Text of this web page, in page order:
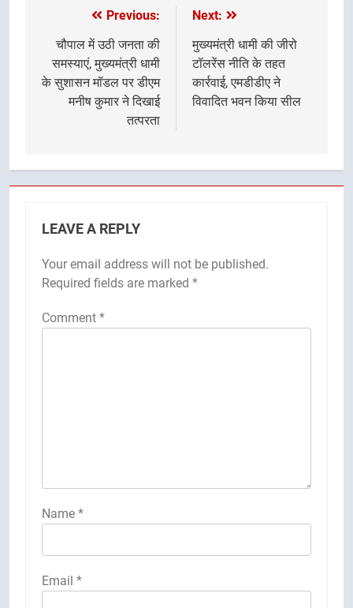
navigation
Previous:
चौपाल में उठी जनता की
समस्याएं, मुख्यमंत्री धामी
के सुशासन मॉडल पर डीएम
मनीष कुमार ने दिखाई
तत्परता
Next:
मुख्यमंत्री धामी की जीरो
टॉलरेंस नीति के तहत
कार्रवाई, एमडीडीए ने
विवादित भवन किया सील
LEAVE A REPLY
Your email address will not be published.
Required fields are marked *
Comment *
Name *
Email *